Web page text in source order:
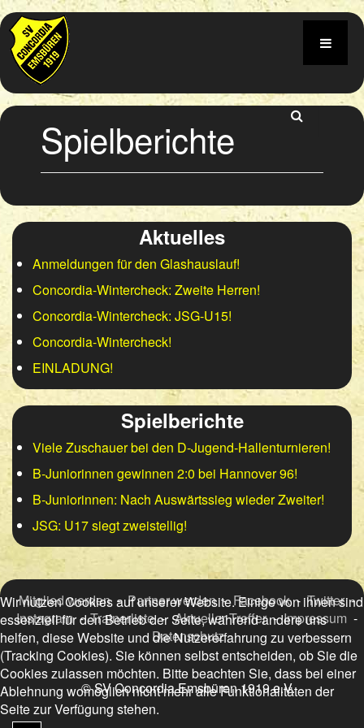
Spielberichte
Aktuelles
Anmeldungen für den Glashauslauf!
Concordia-Wintercheck: Zweite Herren!
Concordia-Wintercheck: JSG-U15!
Concordia-Wintercheck!
EINLADUNG!
Spielberichte
Viele Zuschauer bei den D-Jugend-Hallenturnieren!
B-Juniorinnen gewinnen 2:0 bei Hannover 96!
B-Juniorinnen: Nach Auswärtssieg wieder Zweiter!
JSG: U17 siegt zweistellig!
Mitglied werden-Partner werden-Facebook-Twitter-
Instagram-Trainerliste-Aktueller Treffer-Impressum -
Datenschutz
© SV Concordia Emsbüren 1919 e.V.
Wir nutzen Cookies auf unserer Website. Einige von ihnen sind
essenziell für den Betrieb der Seite, während andere uns
helfen, diese Website und die Nutzererfahrung zu verbessern
(Tracking Cookies). Sie können selbst entscheiden, ob Sie die
Cookies zulassen möchten. Bitte beachten Sie, dass bei einer
Ablehnung womöglich nicht mehr alle Funktionalitäten der
Seite zur Verfügung stehen.